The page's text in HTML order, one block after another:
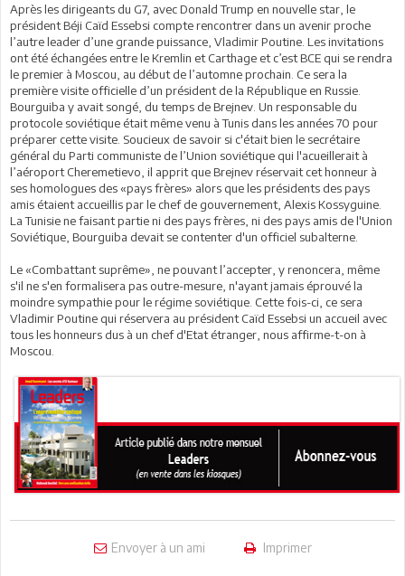
Après les dirigeants du G7, avec Donald Trump en nouvelle star, le
président Béji Caïd Essebsi compte rencontrer dans un avenir proche
l’autre leader d’une grande puissance, Vladimir Poutine. Les invitations
ont été échangées entre le Kremlin et Carthage et c’est BCE qui se rendra
le premier à Moscou, au début de l’automne prochain. Ce sera la
première visite officielle d’un président de la République en Russie.
Bourguiba y avait songé, du temps de Brejnev. Un responsable du
protocole soviétique était même venu à Tunis dans les années 70 pour
préparer cette visite. Soucieux de savoir si c'était bien le secrétaire
général du Parti communiste de l’Union soviétique qui l'acueillerait à
l’aéroport Cheremetievo, il apprit que Brejnev réservait cet honneur à
ses homologues des «pays frères» alors que les présidents des pays
amis étaient accueillis par le chef de gouvernement, Alexis Kossyguine.
La Tunisie ne faisant partie ni des pays frères, ni des pays amis de l'Union
Soviétique, Bourguiba devait se contenter d'un officiel subalterne.
Le «Combattant suprême», ne pouvant l’accepter, y renoncera, même
s'il ne s'en formalisera pas outre-mesure, n'ayant jamais éprouvé la
moindre sympathie pour le régime soviétique. Cette fois-ci, ce sera
Vladimir Poutine qui réservera au président Caïd Essebsi un accueil avec
tous les honneurs dus à un chef d'Etat étranger, nous affirme-t-on à
Moscou.
Envoyer à un ami Imprimer